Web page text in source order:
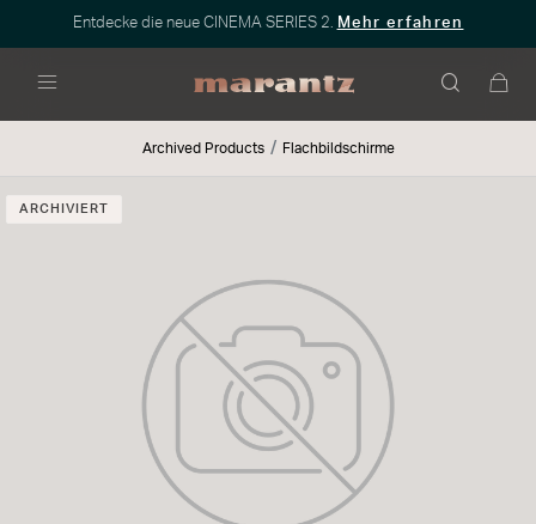
Entdecke die neue CINEMA SERIES 2. Mehr erfahren
Archived Products Flachbildschirme
ARCHIVIERT